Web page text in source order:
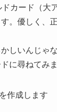
カード（大
。優しく、
しいんじゃ
に尋ねてみま
作成します